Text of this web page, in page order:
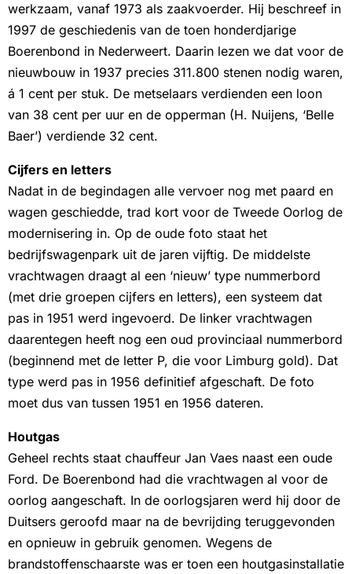
werkzaam, vanaf 1973 als zaakvoerder. Hij beschreef in
1997 de geschiedenis van de toen honderdjarige
Boerenbond in Nederweert. Daarin lezen we dat voor de
nieuwbouw in 1937 precies 311.800 stenen nodig waren,
á 1 cent per stuk. De metselaars verdienden een loon
van 38 cent per uur en de opperman (H. Nuijens, ‘Belle
Baer’) verdiende 32 cent.
Cijfers en letters
Nadat in de begindagen alle vervoer nog met paard en
wagen geschiedde, trad kort voor de Tweede Oorlog de
modernisering in. Op de oude foto staat het
bedrijfswagenpark uit de jaren vijftig. De middelste
vrachtwagen draagt al een ‘nieuw’ type nummerbord
(met drie groepen cijfers en letters), een systeem dat
pas in 1951 werd ingevoerd. De linker vrachtwagen
daarentegen heeft nog een oud provinciaal nummerbord
(beginnend met de letter P, die voor Limburg gold). Dat
type werd pas in 1956 definitief afgeschaft. De foto
moet dus van tussen 1951 en 1956 dateren.
Houtgas
Geheel rechts staat chauffeur Jan Vaes naast een oude
Ford. De Boerenbond had die vrachtwagen al voor de
oorlog aangeschaft. In de oorlogsjaren werd hij door de
Duitsers geroofd maar na de bevrijding teruggevonden
en opnieuw in gebruik genomen. Wegens de
brandstoffenschaarste was er toen een houtgasinstallatie